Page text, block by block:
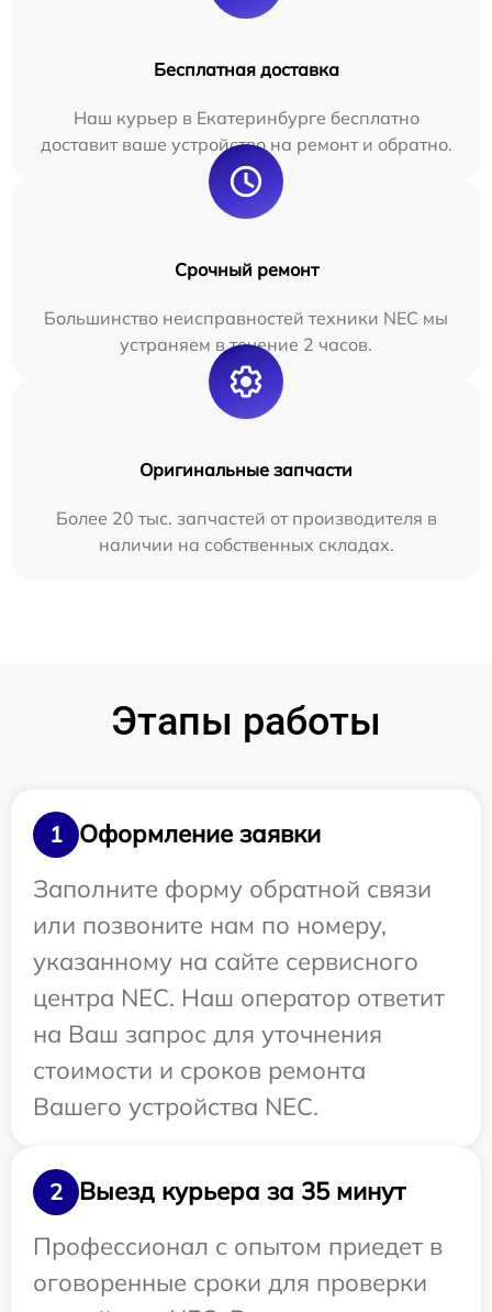
Бесплатная доставка
Наш курьер в Екатеринбурге бесплатно
доставит ваше устройство на ремонт и обратно.
Срочный ремонт
Большинство неисправностей техники NEC мы
устраняем в течение 2 часов.
Оригинальные запчасти
Более 20 тыс. запчастей от производителя в
наличии на собственных складах.
Этапы работы
1
Оформление заявки
Заполните форму обратной связи
или позвоните нам по номеру,
указанному на сайте сервисного
центра NEC. Наш оператор ответит
на Ваш запрос для уточнения
стоимости и сроков ремонта
Вашего устройства NEC.
2
Выезд курьера за 35 минут
Профессионал с опытом приедет в
оговоренные сроки для проверки